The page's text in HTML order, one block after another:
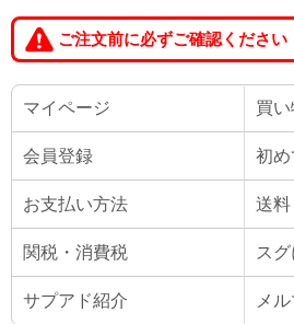
ご注文前に必ずご確認ください
マイページ 買
会員登録 初
お支払い方法 送
関税・消費税 ス
サプアド紹介 メ